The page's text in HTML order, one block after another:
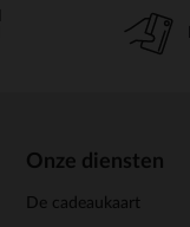
Onze diensten
De cadeaukaart